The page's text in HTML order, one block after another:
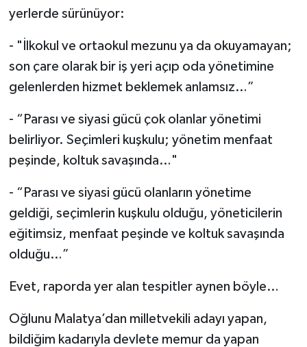
yerlerde sürünüyor:
- "İlkokul ve ortaokul mezunu ya da okuyamayan;
son çare olarak bir iş yeri açıp oda yönetimine
gelenlerden hizmet beklemek anlamsız…”
- “Parası ve siyasi gücü çok olanlar yönetimi
belirliyor. Seçimleri kuşkulu; yönetim menfaat
peşinde, koltuk savaşında…"
- “Parası ve siyasi gücü olanların yönetime
geldiği, seçimlerin kuşkulu olduğu, yöneticilerin
eğitimsiz, menfaat peşinde ve koltuk savaşında
olduğu…”
Evet, raporda yer alan tespitler aynen böyle…
Oğlunu Malatya’dan milletvekili adayı yapan,
bildiğim kadarıyla devlete memur da yapan